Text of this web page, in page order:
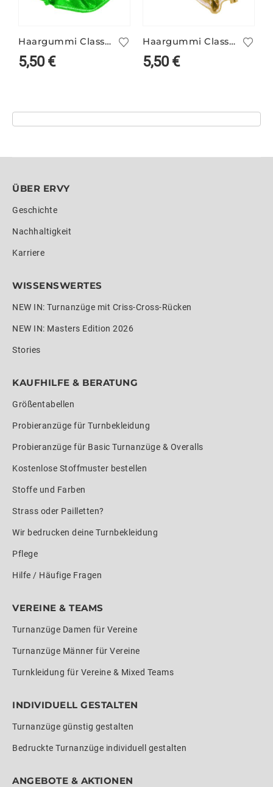
Haargummi Classic neongrün
5,50€
Haargummi Classic gold
5,50€
ÜBER ERVY
Geschichte
Nachhaltigkeit
Karriere
WISSENSWERTES
NEW IN: Turnanzüge mit Criss-Cross-Rücken
NEW IN: Masters Edition 2026
Stories
KAUFHILFE & BERATUNG
Größentabellen
Probieranzüge für Turnbekleidung
Probieranzüge für Basic Turnanzüge & Overalls
Kostenlose Stoffmuster bestellen
Stoffe und Farben
Strass oder Pailletten?
Wir bedrucken deine Turnbekleidung
Pflege
Hilfe / Häufige Fragen
VEREINE & TEAMS
Turnanzüge Damen für Vereine
Turnanzüge Männer für Vereine
Turnkleidung für Vereine & Mixed Teams
INDIVIDUELL GESTALTEN
Turnanzüge günstig gestalten
Bedruckte Turnanzüge individuell gestalten
ANGEBOTE & AKTIONEN